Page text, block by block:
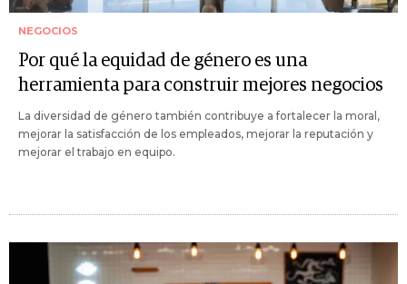
NEGOCIOS
Por qué la equidad de género es una
herramienta para construir mejores negocios
La diversidad de género también contribuye a fortalecer la moral,
mejorar la satisfacción de los empleados, mejorar la reputación y
mejorar el trabajo en equipo.